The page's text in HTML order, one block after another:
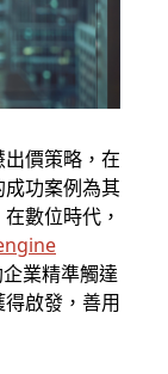
價策略，在
功案例為其
數位時代，
業精準觸達
啟發，善用